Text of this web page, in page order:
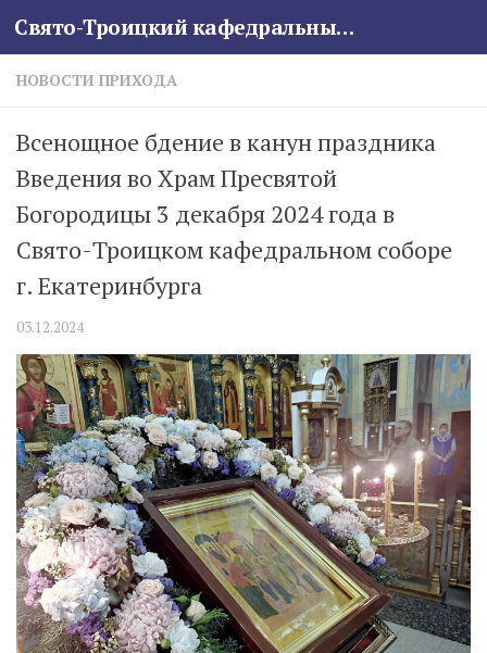
Skip to content Свято-Троицкий кафедральный собор
НОВОСТИ ПРИХОДА
Всенощное бдение в канун праздника
Введения во Храм Пресвятой
Богородицы 3 декабря 2024 года в
Свято-Троицком кафедральном соборе
г. Екатеринбурга
03.12.2024